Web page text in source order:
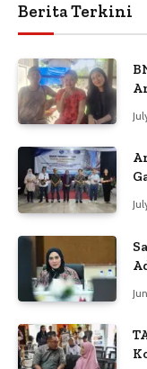
Berita Terkini